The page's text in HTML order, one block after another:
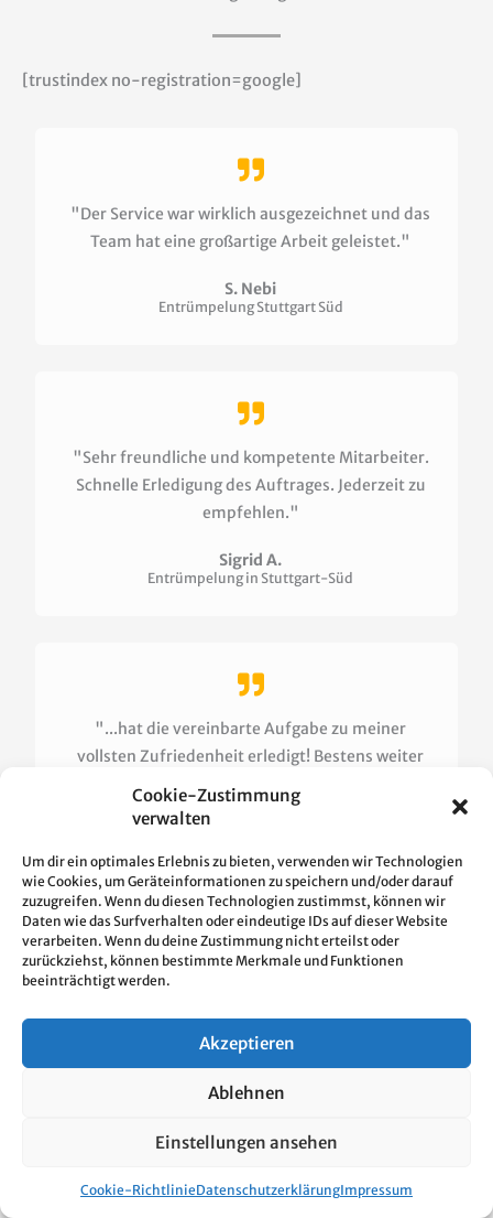
Cookie-Zustimmung
verwalten
Um dir ein optimales Erlebnis zu bieten, verwenden wir Technologien
wie Cookies, um Geräteinformationen zu speichern und/oder darauf
zuzugreifen. Wenn du diesen Technologien zustimmst, können wir
Daten wie das Surfverhalten oder eindeutige IDs auf dieser Website
verarbeiten. Wenn du deine Zustimmung nicht erteilst oder
zurückziehst, können bestimmte Merkmale und Funktionen
beeinträchtigt werden.
Akzeptieren
Ablehnen
Einstellungen ansehen
Cookie-RichtlinieDatenschutzerklärungImpressum
[trustindex no-registration=google]
"Der Service war wirklich ausgezeichnet und das
Team hat eine großartige Arbeit geleistet."​
S. Nebi
Entrümpelung Stuttgart Süd
"Sehr freundliche und kompetente Mitarbeiter.
Schnelle Erledigung des Auftrages. Jederzeit zu
empfehlen."​
Sigrid A.
Entrümpelung in Stuttgart-Süd
"...hat die vereinbarte Aufgabe zu meiner
vollsten Zufriedenheit erledigt! Bestens weiter
zu empfehlen!"​
Entrümpler in Stuttgart-Süd und der Wert unseres
Entdecken Sie die historische Faszination Kaltentals,
wo sich im 14. Jahrhundert leidenschaftliche
geprägt von Weinbau und Landwirtschaft, erlebten